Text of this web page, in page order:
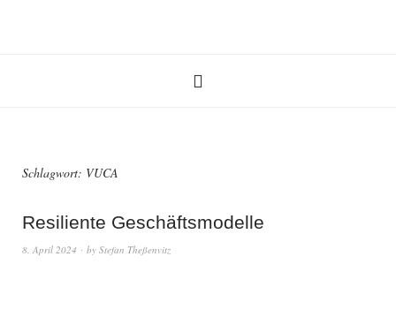
Schlagwort: VUCA
Resiliente Geschäftsmodelle
8. April 2024 by Stefan Theßenvitz